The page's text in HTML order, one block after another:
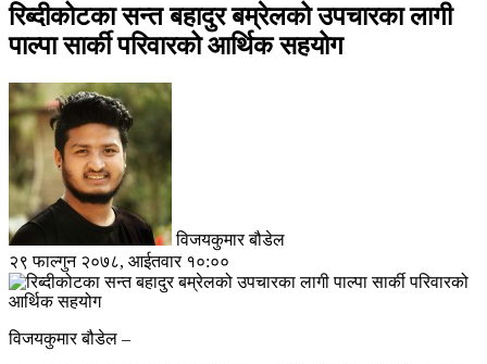
रिब्दीकोटका सन्त बहादुर बम्रेलको उपचारका लागी
पाल्पा सार्की परिवारको आर्थिक सहयोग
विजयकुमार बौडेल
२९ फाल्गुन २०७८, आईतवार १०:००
विजयकुमार बौडेल –